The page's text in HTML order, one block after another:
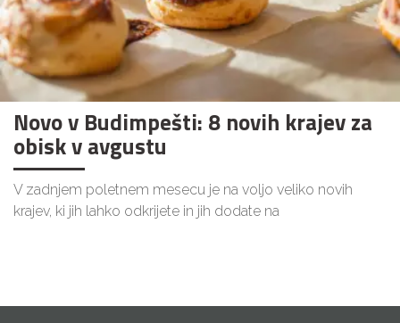
Novo v Budimpešti: 8 novih krajev za
obisk v avgustu
V zadnjem poletnem mesecu je na voljo veliko novih
krajev, ki jih lahko odkrijete in jih dodate na